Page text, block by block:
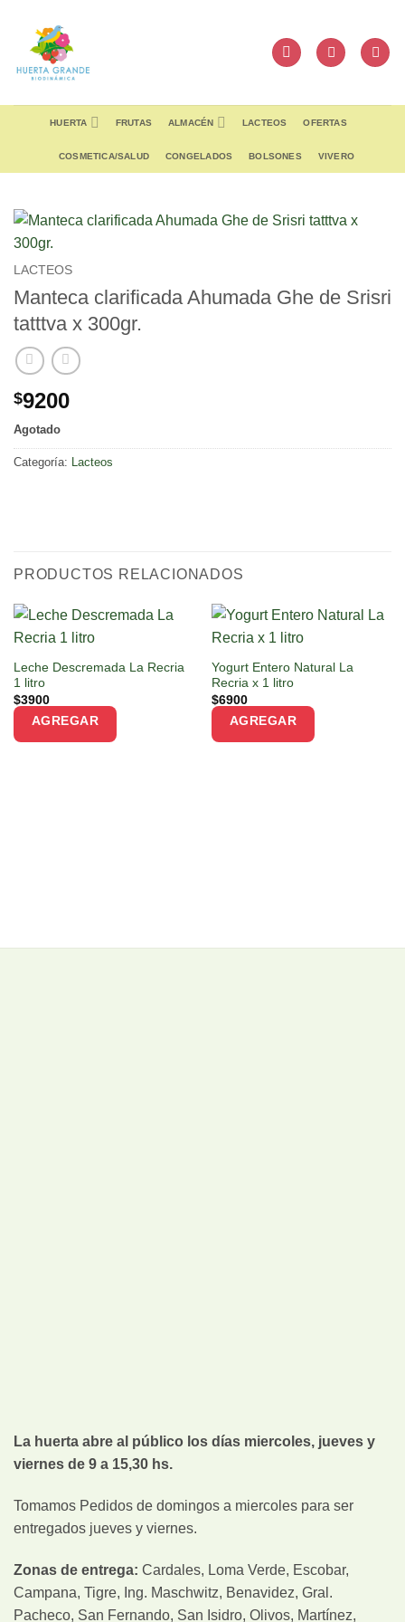
content
HUERTA FRUTAS ALMACÉN LACTEOS OFERTAS
COSMETICA/SALUD CONGELADOS BOLSONES VIVERO
LACTEOS
Manteca clarificada Ahumada Ghe de Srisri
tatttva x 300gr.
$9200
Agotado
Categoría: Lacteos
PRODUCTOS RELACIONADOS
Leche Descremada La Recria
1 litro
$3900
AGREGAR
Yogurt Entero Natural La
Recria x 1 litro
$6900
AGREGAR
La huerta abre al público los días miercoles, jueves y
viernes de 9 a 15,30 hs.
Tomamos Pedidos de domingos a miercoles para ser
entregados jueves y viernes.
Zonas de entrega: Cardales, Loma Verde, Escobar,
Campana, Tigre, Ing. Maschwitz, Benavidez, Gral.
Pacheco, San Fernando, San Isidro, Olivos, Martínez,